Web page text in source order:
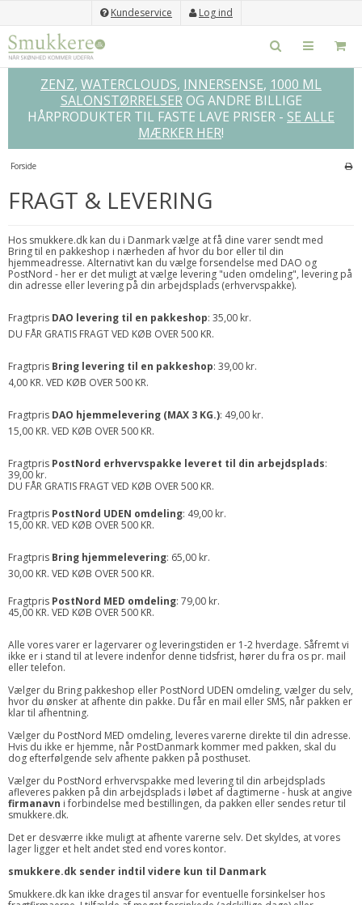
Log ind
Kundeservice
ZENZ, WATERCLOUDS, INNERSENSE, 1000 ML
SALONSTØRRELSEROG ANDRE BILLIGE
HÅRPRODUKTER TIL FASTE LAVE PRISER - SE ALLE
MÆRKER HER!
Forside
FRAGT & LEVERING
Hos smukkere.dk kan du i Danmark vælge at få dine varer sendt med
Bring til en pakkeshop i nærheden af hvor du bor eller til din
hjemmeadresse. Alternativt kan du vælge forsendelse med DAO og
PostNord - her er det muligt at vælge levering "uden omdeling", levering på
din adresse eller levering på din arbejdsplads (erhvervspakke).
Fragtpris DAO levering til en pakkeshop: 35,00 kr.
DU FÅR GRATIS FRAGT VED KØB OVER 500 KR.
Fragtpris Bring levering til en pakkeshop: 39,00 kr.
4,00 KR. VED KØB OVER 500 KR.
Fragtpris DAO hjemmelevering (MAX 3 KG.): 49,00 kr.
15,00 KR. VED KØB OVER 500 KR.
Fragtpris PostNord erhvervspakke leveret til din arbejdsplads:
39,00 kr.
DU FÅR GRATIS FRAGT VED KØB OVER 500 KR.
Fragtpris PostNord UDEN omdeling: 49,00 kr.
15,00 KR. VED KØB OVER 500 KR.
Fragtpris Bring hjemmelevering: 65,00 kr.
30,00 KR. VED KØB OVER 500 KR.
Fragtpris PostNord MED omdeling: 79,00 kr.
45,00 KR. VED KØB OVER 500 KR.
Alle vores varer er lagervarer og leveringstiden er 1-2 hverdage. Såfremt vi
ikke er i stand til at levere indenfor denne tidsfrist, hører du fra os pr. mail
eller telefon.
Vælger du Bring pakkeshop eller PostNord UDEN omdeling, vælger du selv,
hvor du ønsker at afhente din pakke. Du får en mail eller SMS, når pakken er
klar til afhentning.
Vælger du PostNord MED omdeling, leveres varerne direkte til din adresse.
Hvis du ikke er hjemme, når PostDanmark kommer med pakken, skal du
dog efterfølgende selv afhente pakken på posthuset.
Vælger du PostNord erhvervspakke med levering til din arbejdsplads
afleveres pakken på din arbejdsplads i løbet af dagtimerne - husk at angive
firmanavn i forbindelse med bestillingen, da pakken eller sendes retur til
smukkere.dk.
Det er desværre ikke muligt at afhente varerne selv. Det skyldes, at vores
lager ligger et helt andet sted end vores kontor.
smukkere.dk sender indtil videre kun til Danmark
Smukkere.dk kan ikke drages til ansvar for eventuelle forsinkelser hos